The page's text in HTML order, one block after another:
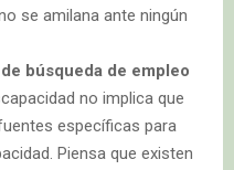
se amilana ante ningún
búsqueda de empleo
no implica que
específicas para
Piensa que existen